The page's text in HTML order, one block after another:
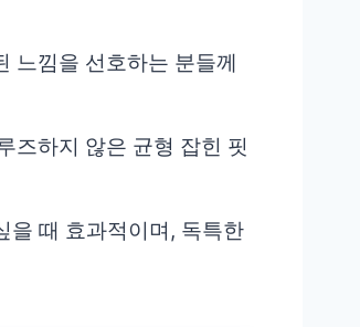
느낌을 선호하는 분들께
즈하지 않은 균형 잡힌 핏
을 때 효과적이며, 독특한